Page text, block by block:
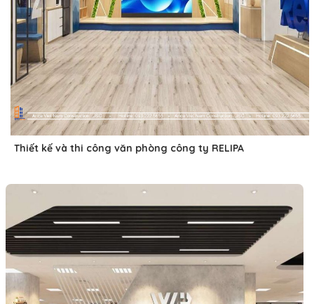
Thiết kế và thi công văn phòng công ty RELIPA